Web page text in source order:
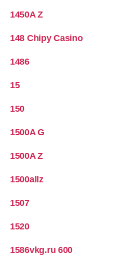
1450A Z
148 Chipy Casino
1486
15
150
1500A G
1500A Z
1500allz
1507
1520
1586vkg.ru 600